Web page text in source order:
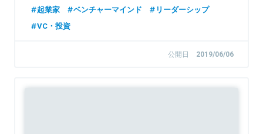
起業家 ベンチャーマインド
リーダーシップ
VC・投資
公開日 2019/06/06